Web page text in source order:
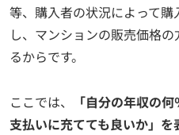
等、購入者の状況によって
し、マンションの販売価格
るからです。
ここでは、
「自分の年収の
支払いに充てても良いか」を